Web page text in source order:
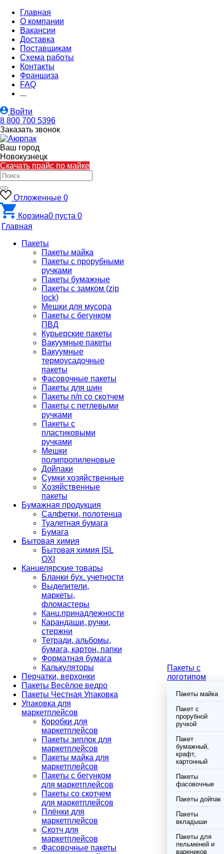
Главная
О компании
Вакансии
Доставка
Поставщикам
Схема работы
Контакты
Франшиза
FAQ
...
Войти
8 800 700 5396
Заказать звонок
Ваш город
Новокузнецк
Скачать прайс по майке
Отложенные 0
Корзина0 пуста 0
Главная
Пакеты
Пакеты майка
Пакеты с прорубными
ручками
Пакеты бумажные
Пакеты с замком (zip
lock)
Мешки для мусора
Пакеты с бегунком
ПВД
Курьерские пакеты
Вакуумные пакеты
Вакуумные
термоусадочные
пакеты
Фасовочные пакеты
Пакеты для шин
Пакеты п/п со скотчем
Пакеты с петлевыми
ручками
Пакеты с
пластиковыми
ручками
Мешки
полипропиленовые
Дойпаки
Сумки хозяйственные
Хозяйственные
пакеты
Бумажная продукция
Салфетки, полотенца
Туалетная бумага
Бумага
Бытовая химия
Бытовая химия ISL
OXI
Канцелярские товары
Бланки бух. учетности
Выделители,
маркеты,
фломастеры
Канц.принадлежности
Карандаши, ручки,
стержни
Тетради, альбомы,
бумага, картон, папки
Форматная бумага
Калькуляторы
Перчатки, верхонки
Пакеты Весёлое ведро
Пакеты Честная Упаковка
Упаковка для
маркетплейсов
Коробки для
маркетплейсов
Пакеты зиплок для
маркетплейсов
Пакеты майка для
маркетплейсов
Пакеты с бегунком
для маркетплейсов
Пакеты со скотчем
для маркетплейсов
Плёнки для
маркетплейсов
Скотч для
маркетплейсов
Фасовочные пакеты
Пакеты с
логотипом
Пакеты майка
Пакет с
прорубной
ручкой
Пакет
бумажный,
крафт,
картонный
Пакеты
фасовочные
Пакеты дойпак
Пакеты
вкладыши
Пакеты для
пельменей и
вареников